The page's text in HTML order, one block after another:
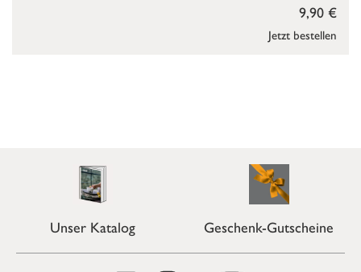
Jetzt bestellen
9,90 €
Unser Katalog Geschenk-Gutscheine